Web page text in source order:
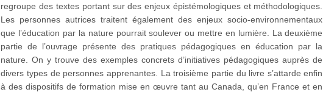
regroupe des textes portant sur des enjeux épistémologiques et méthodologiques.
Les personnes autrices traitent également des enjeux socio-environnementaux
que l’éducation par la nature pourrait soulever ou mettre en lumière. La deuxième
partie de l’ouvrage présente des pratiques pédagogiques en éducation par la
nature. On y trouve des exemples concrets d’initiatives pédagogiques auprès de
divers types de personnes apprenantes. La troisième partie du livre s’attarde enfin
à des dispositifs de formation mise en œuvre tant au Canada, qu’en France et en